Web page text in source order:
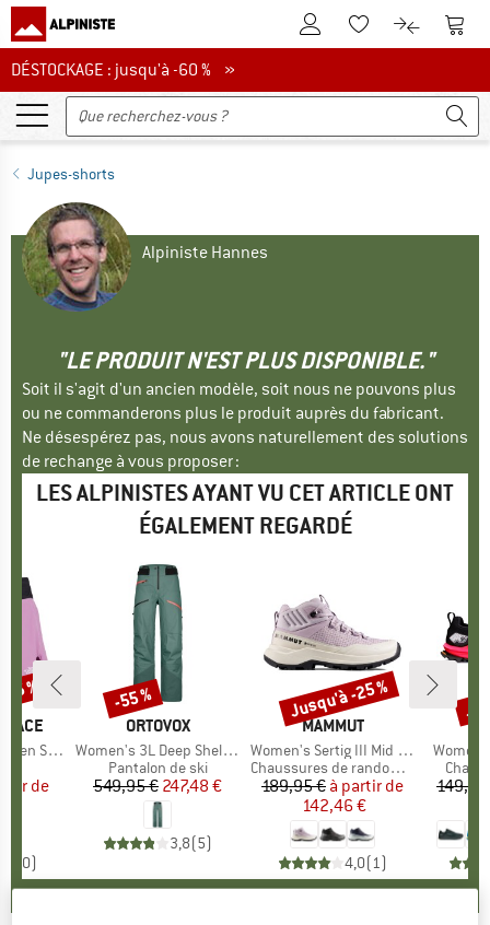
Vers le compte client
Vers la liste
Vers le
DÉSTOCKAGE : jusqu'à -60 %
DÉSTOCKAGE : jusqu'à -60 % »
Jupes-shorts
Alpiniste Hannes
"LE PRODUIT N'EST PLUS DISPONIBLE."
Soit il s'agit d'un ancien modèle, soit nous ne pouvons plus
ou ne commanderons plus le produit auprès du fabricant.
Ne désespérez pas, nous avons naturellement des solutions
de rechange à vous proposer :
LES ALPINISTES AYANT VU CET ARTICLE ONT
ÉGALEMENT REGARDÉ
FACE
Skort
réduit
de
0)
%
MARQUE
ORTOVOX
Article
Women's 3L Deep Shell Pants
Product group
Pantalon de ski
Prix
549,95 €Prix réduit
247,48 €
3,8(5)
Remise
-55 %
MARQUE
MAMMUT
Article
Women's Sertig III Mid GTX
Product group
Chaussures de randonnée
Prix
189,95 € Prix réduit
à partir de
142,46 €
4,0(1)
Remise
Jusqu'à -25 %
Article